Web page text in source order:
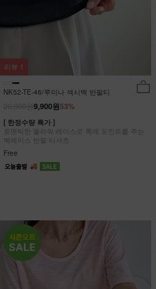
NK52-TE-46/루미나 섹시백 반팔티
53%
9,900원
[ 한정수량 특가 ]
로맨틱한 플라워 레이스로 룩에 포인트를 주는
백레이스 반팔 티셔츠
Free
리뷰 1